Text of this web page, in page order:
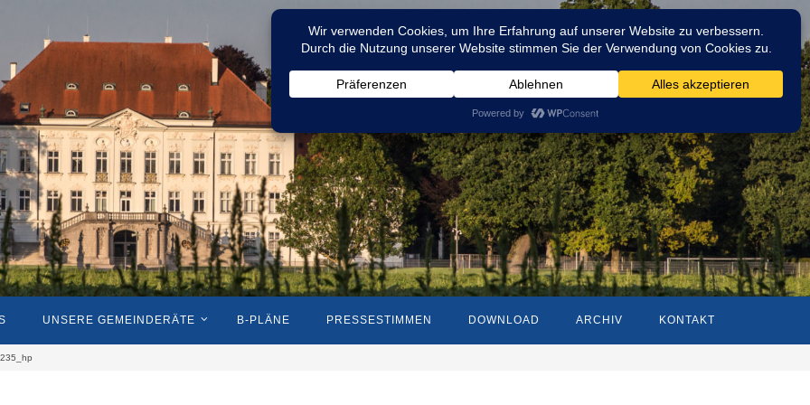
UNSERE GEMEINDERÄTE B-PLÄNE PRESSESTIMMEN DOWNLOAD ARCHIV KONTAKT